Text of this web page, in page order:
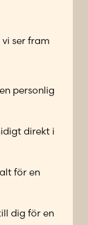
ser fram
personlig
direkt i
för en
dig för en